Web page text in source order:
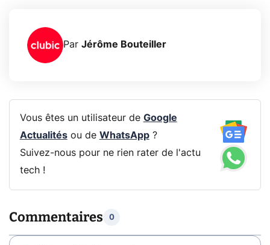
Par Jérôme Bouteiller
Vous êtes un utilisateur de Google
Actualitésou de WhatsApp?
Suivez-nous pour ne rien rater de l'actu
tech !
Commentaires 0